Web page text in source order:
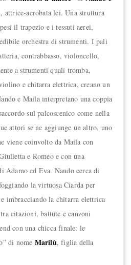
attrice-acrobata lei. Una struttura
il trapezio e i tessuti aerei,
orchestra di strumenti. I pali
contrabbasso, violoncello,
a strumenti quali tromba,
e chitarra elettrica, creano un
e Maila interpretano una coppia
sul palcoscenico come nella
attori se ne aggiunge un altro, uno
viene coinvolto da Maila con
e Romeo e con una
Adamo ed Eva. Nando cerca di
la virtuosa Ciarda per
imbracciando la chitarra elettrica
citazioni, battute e canzoni
con una chicca finale: le
di nome Marilù, figlia della